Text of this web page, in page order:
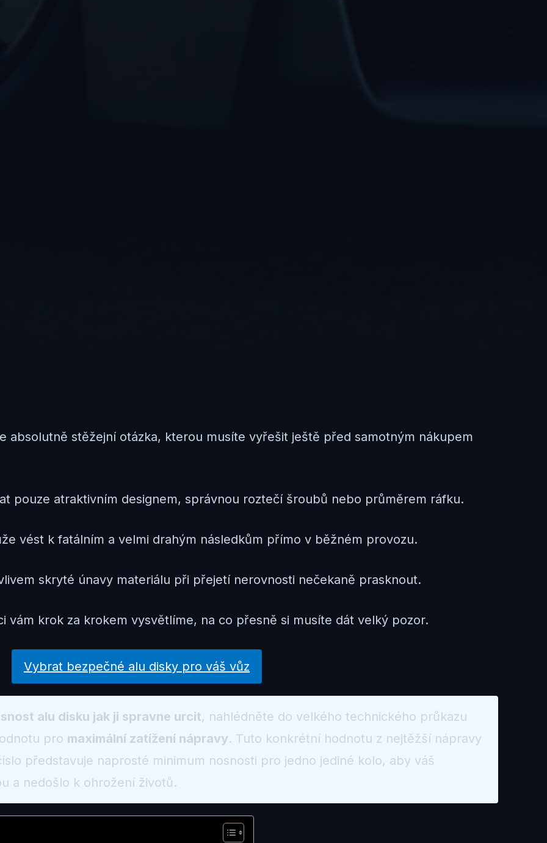
absolutně stěžejní otázka, kterou musíte vyřešit ještě před samotným nákupem
pouze atraktivním designem, správnou roztečí šroubů nebo průměrem ráfku.
vést k fatálním a velmi drahým následkům přímo v běžném provozu.
skryté únavy materiálu při přejetí nerovnosti nečekaně prasknout.
vám krok za krokem vysvětlíme, na co přesně si musíte dát velký pozor.
Vybrat bezpečné alu disky pro váš vůz
alu disku jak ji spravne urcit, nahlédněte do velkého technického průkazu
pro maximální zatížení nápravy. Tuto konkrétní hodnotu z nejtěžší nápravy
představuje naprosté minimum nosnosti pro jedno jediné kolo, aby váš
a nedošlo k ohrožení životů.